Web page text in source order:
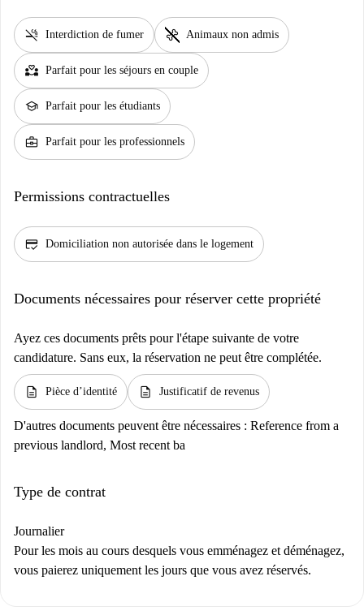
smoke_free Interdiction de fumer pet_supplies Animaux non admis
partner_heart Parfait pour les séjours en couple
school Parfait pour les étudiants
business_center Parfait pour les professionnels
Permissions contractuelles
credit_score Domiciliation non autorisée dans le logement
Documents nécessaires pour réserver cette propriété
Ayez ces documents prêts pour l'étape suivante de votre
candidature. Sans eux, la réservation ne peut être complétée.
description Pièce d’identité description Justificatif de revenus
D'autres documents peuvent être nécessaires : Reference from a
previous landlord, Most recent ba
Type de contrat
Journalier
Pour les mois au cours desquels vous emménagez et déménagez,
vous paierez uniquement les jours que vous avez réservés.